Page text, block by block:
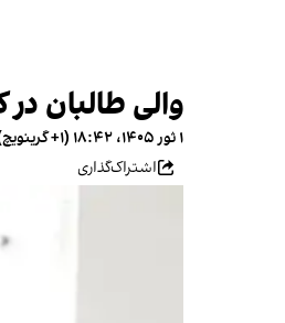
والی طالبان
۱ ثور ۱۴۰۵، ۱۸:۴۲ (‎+۱ گرینویچ)
اشتراک‌گذاری